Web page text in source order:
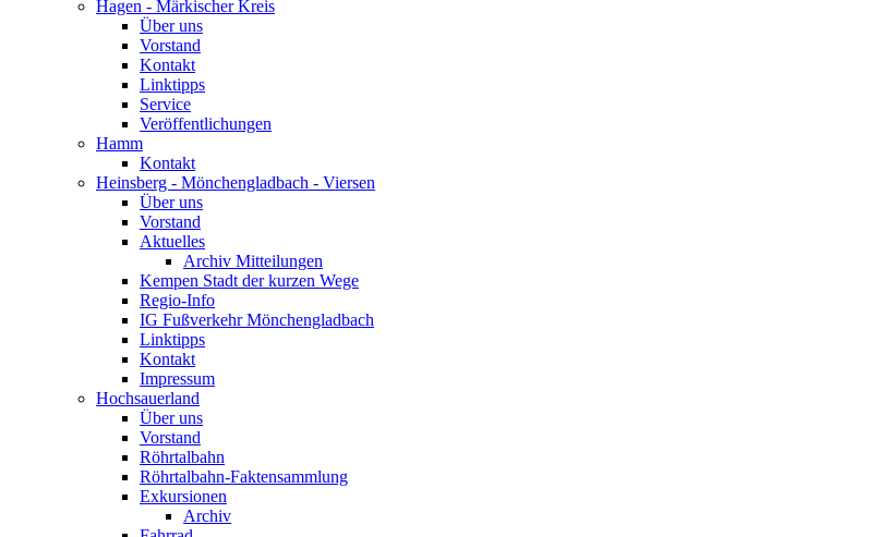
Hagen - Märkischer Kreis
Über uns
Vorstand
Kontakt
Linktipps
Service
Veröffentlichungen
Hamm
Kontakt
Heinsberg - Mönchengladbach - Viersen
Über uns
Vorstand
Aktuelles
Archiv Mitteilungen
Kempen Stadt der kurzen Wege
Regio-Info
IG Fußverkehr Mönchengladbach
Linktipps
Kontakt
Impressum
Hochsauerland
Über uns
Vorstand
Röhrtalbahn
Röhrtalbahn-Faktensammlung
Exkursionen
Archiv